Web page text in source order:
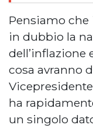
Pensiamo
in dubbio la
dell’inflazione
cosa avranno
ha
un singolo